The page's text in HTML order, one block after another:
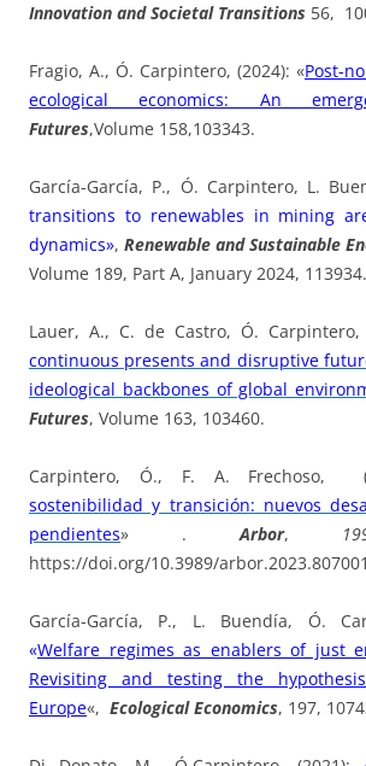
Innovation and Societal Transitions 56,
Fragio, A., Ó. Carpintero, (2024): «Post-
ecological economics: An
Futures,Volume 158,103343.
García-García, P., Ó. Carpintero, L.
transitions to renewables in mining
dynamics», Renewable and Sustainable
Volume 189, Part A, January 2024, 113934.
Lauer, A., C. de Castro, Ó. Carpintero,
continuous presents and disruptive
ideological backbones of global
Futures, Volume 163, 103460.
Carpintero, Ó., F. A. Frechoso,
sostenibilidad y transición: nuevos
pendientes» .Arbor,
https://doi.org/10.3989/arbor.2023.807001
García-García, P., L. Buendía, Ó.
«Welfare regimes as enablers of just
Revisiting and testing the
Europe«, Ecological Economics, 197,